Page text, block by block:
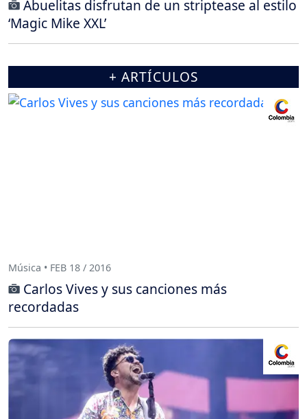
Abuelitas disfrutan de un striptease al estilo
‘Magic Mike XXL’
+ ARTÍCULOS
Música • FEB 18 / 2016
Carlos Vives y sus canciones más
recordadas